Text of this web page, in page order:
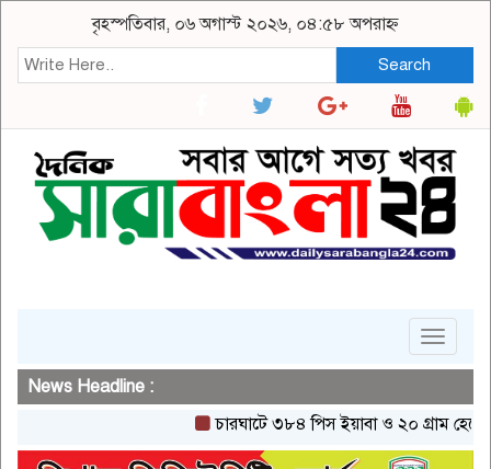
বৃহস্পতিবার, ০৬ অগাস্ট ২০২৬, ০৪:৫৮ অপরাহ্ন
Search
Toggle
News Headline :
চারঘাটে ৩৮৪ পিস ইয়াবা ও ২০ গ্রাম